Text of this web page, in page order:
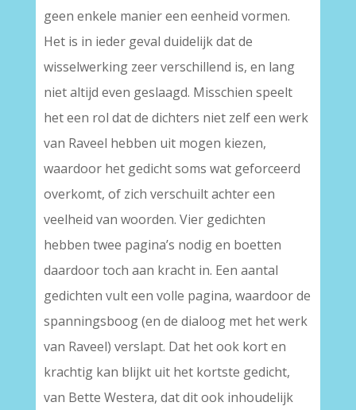
geen enkele manier een eenheid vormen.
Het is in ieder geval duidelijk dat de
wisselwerking zeer verschillend is, en lang
niet altijd even geslaagd. Misschien speelt
het een rol dat de dichters niet zelf een werk
van Raveel hebben uit mogen kiezen,
waardoor het gedicht soms wat geforceerd
overkomt, of zich verschuilt achter een
veelheid van woorden. Vier gedichten
hebben twee pagina’s nodig en boetten
daardoor toch aan kracht in. Een aantal
gedichten vult een volle pagina, waardoor de
spanningsboog (en de dialoog met het werk
van Raveel) verslapt. Dat het ook kort en
krachtig kan blijkt uit het kortste gedicht,
van Bette Westera, dat dit ook inhoudelijk